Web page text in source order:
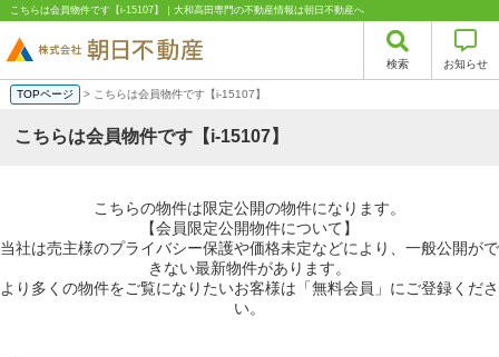
こちらは会員物件です【i-15107】｜大和高田専門の不動産情報は朝日不動産へ
検索 お知らせ
TOPページ > こちらは会員物件です【i-15107】
こちらは会員物件です【i-15107】
こちらの物件は限定公開の物件になります。
【会員限定公開物件について】
当社は売主様のプライバシー保護や価格未定などにより、一般公開がで
きない最新物件があります。
より多くの物件をご覧になりたいお客様は「無料会員」にご登録くださ
い。